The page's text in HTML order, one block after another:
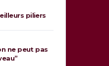
piliers
ne peut pas